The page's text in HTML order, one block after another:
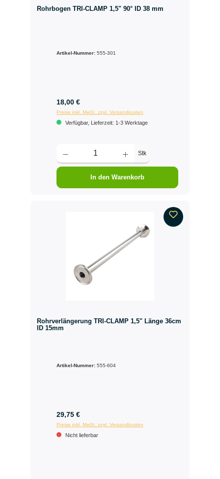
Rohrbogen TRI-CLAMP 1,5" 90° ID 38 mm
Artikel-Nummer: 555-301
18,00 €
Preise inkl. MwSt. zzgl. Versandkosten
Verfügbar, Lieferzeit: 1-3 Werktage
Stk
In den Warenkorb
Rohrverlängerung TRI-CLAMP 1,5" Länge 36cm
ID 15mm
Artikel-Nummer: 555-604
29,75 €
Preise inkl. MwSt. zzgl. Versandkosten
Nicht lieferbar